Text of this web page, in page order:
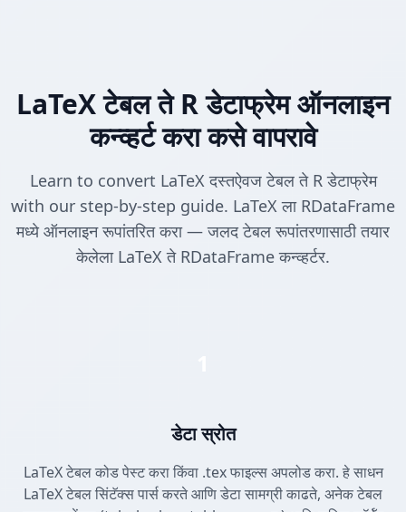
LaTeX टेबल ते R डेटाफ्रेम ऑनलाइन
कन्व्हर्ट करा कसे वापरावे
Learn to convert LaTeX दस्तऐवज टेबल ते R डेटाफ्रेम
with our step-by-step guide. LaTeX ला RDataFrame
मध्ये ऑनलाइन रूपांतरित करा — जलद टेबल रूपांतरणासाठी तयार
केलेला LaTeX ते RDataFrame कन्व्हर्टर.
डेटा स्रोत
LaTeX टेबल कोड पेस्ट करा किंवा .tex फाइल्स अपलोड करा. हे साधन
LaTeX टेबल सिंटॅक्स पार्स करते आणि डेटा सामग्री काढते, अनेक टेबल